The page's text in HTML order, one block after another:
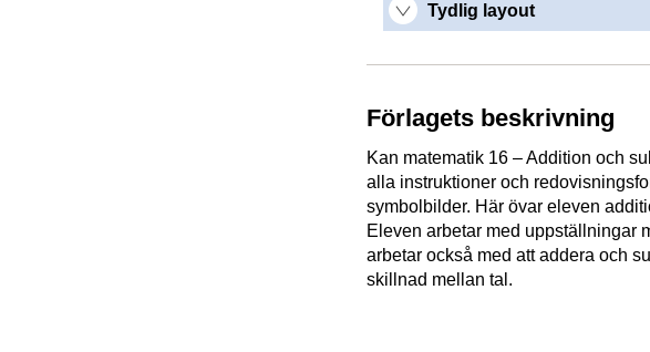
Tydlig layout
Förlagets beskrivning
Kan matematik 16 – Addition och
alla instruktioner och
symbolbilder. Här övar eleven
Eleven arbetar med uppställningar
arbetar också med att addera och
skillnad mellan tal.